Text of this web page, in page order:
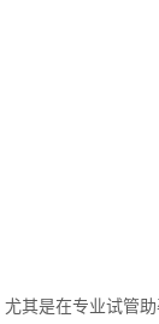
其是在专业试管